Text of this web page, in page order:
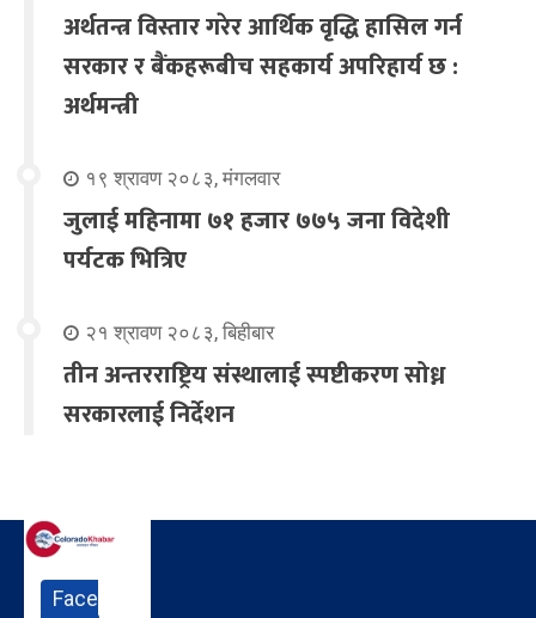
अर्थतन्त्र विस्तार गरेर आर्थिक वृद्धि हासिल गर्न
सरकार र बैंकहरूबीच सहकार्य अपरिहार्य छ :
अर्थमन्त्री
१९ श्रावण २०८३, मंगलवार
जुलाई महिनामा ७१ हजार ७७५ जना विदेशी
पर्यटक भित्रिए
२१ श्रावण २०८३, बिहीबार
तीन अन्तरराष्ट्रिय संस्थालाई स्पष्टीकरण सोध्न
सरकारलाई निर्देशन
Face